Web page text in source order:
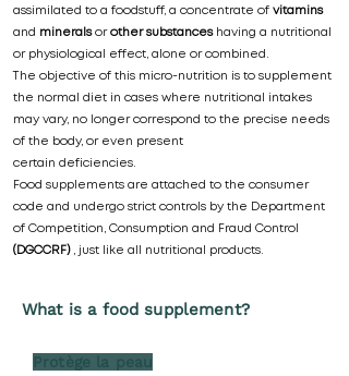
assimilated to a foodstuff, a concentrate of vitamins
and mineralsor other substanceshaving a nutritional
or physiological effect, alone or combined.
The objective of this micro-nutrition is to supplement
the normal diet in cases where nutritional intakes
may vary, no longer correspond to the precise needs
of the body, or even present
certain deficiencies.
Food supplements are attached to the consumer
code and undergo strict controls by the Department
of Competition, Consumption and Fraud Control
(DGCCRF), just like all nutritional products.
What is a food supplement?
Protège la peau